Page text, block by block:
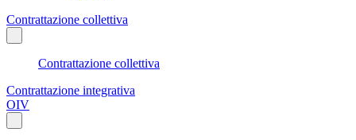
Contrattazione collettiva
Contrattazione collettiva
Contrattazione integrativa
OIV